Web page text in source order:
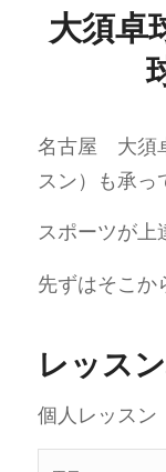
大須
名古屋 大須
スン）も承っ
スポーツが上
先ずはそこか
レッス
個人レッスン